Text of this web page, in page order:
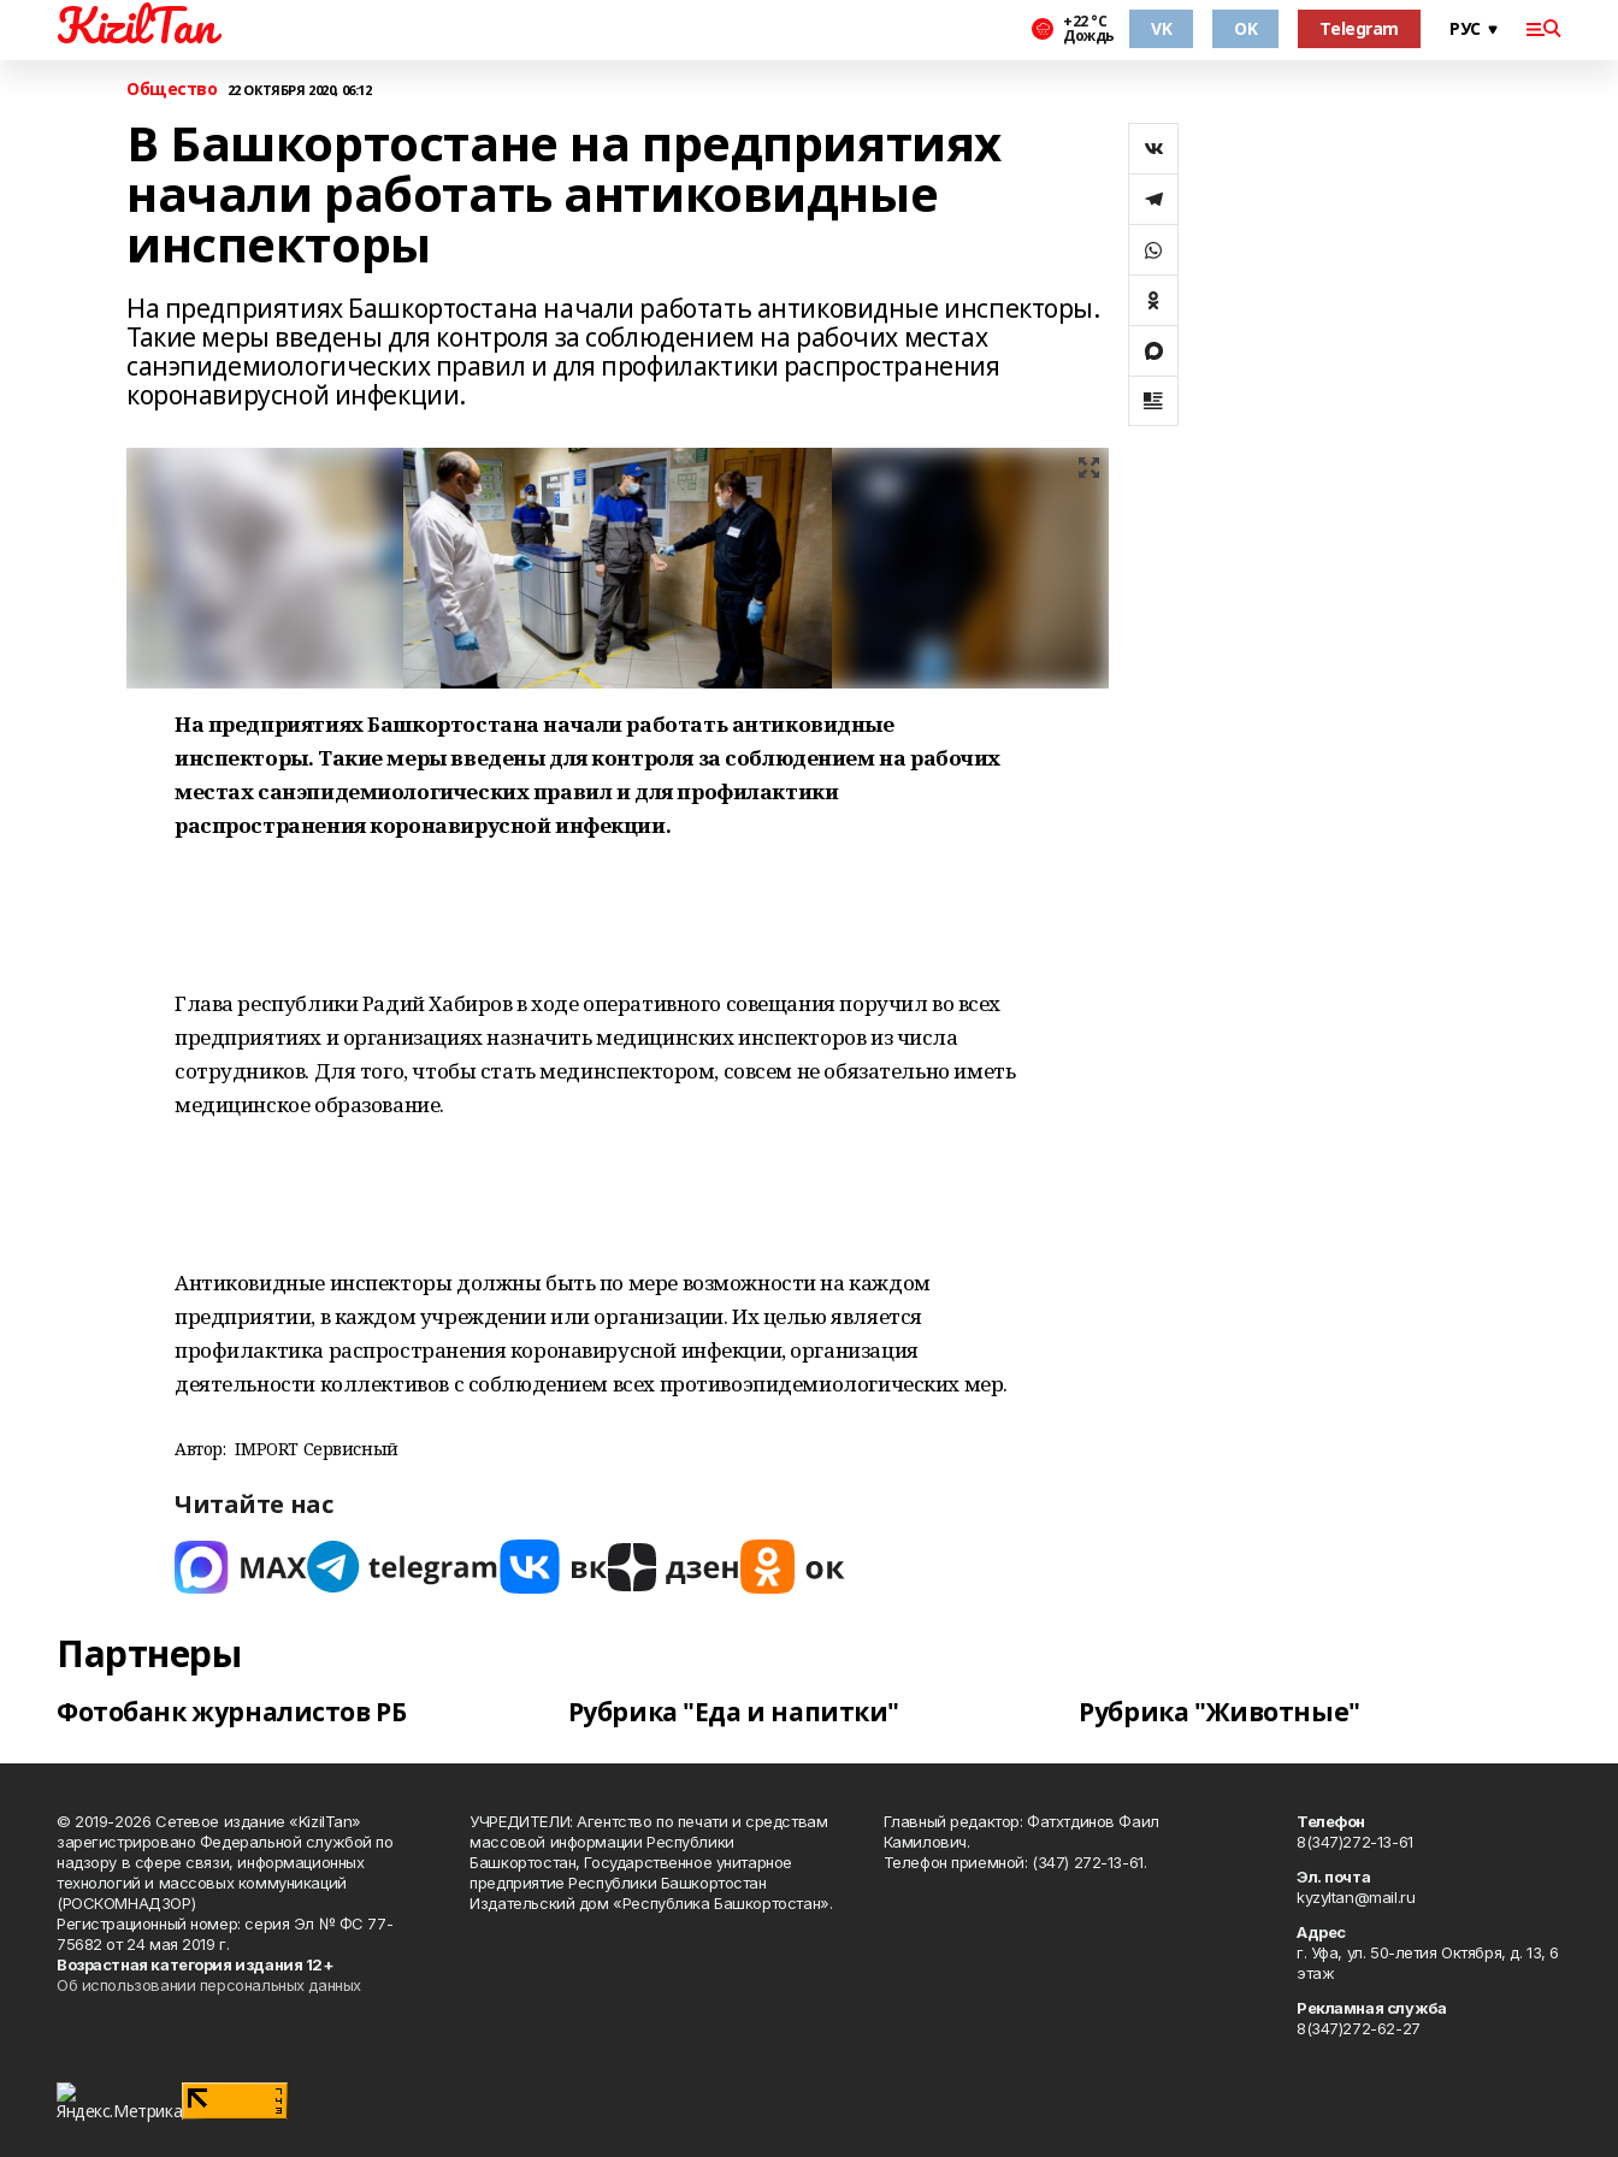
KizilTan +22 °С
Дождь VK OK Telegram
Общество 22 ОКТЯБРЯ 2020, 06:12
В Башкортостане на предприятиях
начали работать антиковидные
инспекторы
На предприятиях Башкортостана начали работать антиковидные инспекторы.
Такие меры введены для контроля за соблюдением на рабочих местах
санэпидемиологических правил и для профилактики распространения
коронавирусной инфекции.
На предприятиях Башкортостана начали работать антиковидные
инспекторы. Такие меры введены для контроля за соблюдением на рабочих
местах санэпидемиологических правил и для профилактики
распространения коронавирусной инфекции.
Глава республики Радий Хабиров в ходе оперативного совещания поручил во всех
предприятиях и организациях назначить медицинских инспекторов из числа
сотрудников. Для того, чтобы стать мединспектором, совсем не обязательно иметь
медицинское образование.
Антиковидные инспекторы должны быть по мере возможности на каждом
предприятии, в каждом учреждении или организации. Их целью является
профилактика распространения коронавирусной инфекции, организация
деятельности коллективов с соблюдением всех противоэпидемиологических мер.
Автор: IMPORT Сервисный
Читайте нас
Партнеры
Фотобанк журналистов РБ Рубрика "Еда и напитки" Рубрика "Животные"
© 2019-2026 Сетевое издание «KizilTan»
зарегистрировано Федеральной службой по
надзору в сфере связи, информационных
технологий и массовых коммуникаций
(РОСКОМНАДЗОР)
Регистрационный номер: серия Эл № ФС 77-
75682 от 24 мая 2019 г.
Возрастная категория издания 12+
Об использовании персональных данных
УЧРЕДИТЕЛИ: Агентство по печати и средствам
массовой информации Республики
Башкортостан, Государственное унитарное
предприятие Республики Башкортостан
Издательский дом «Республика Башкортостан».
Главный редактор: Фатхтдинов Фаил
Камилович.
Телефон приемной: (347) 272-13-61.
Телефон
8(347)272-13-61
Эл. почта
kyzyltan@mail.ru
Адрес
г. Уфа, ул. 50-летия Октября, д. 13, 6
этаж
Рекламная служба
8(347)272-62-27